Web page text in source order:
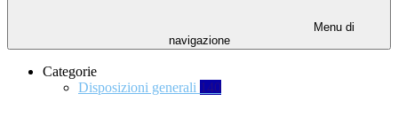
Menu di
navigazione
Categorie
Disposizioni generali 140